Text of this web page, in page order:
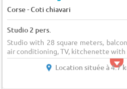
Corse-Coti chiavari
Studio 2 pers.
Studio with 28 square meters,
air conditioning, TV, kitchenette with
Location située à 4.7